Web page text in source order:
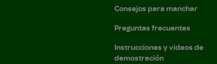
Consejos para manchar
Preguntas frecuentes
Instrucciones y videos de
demostración